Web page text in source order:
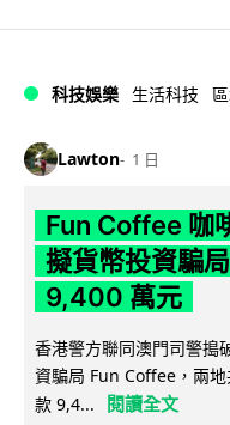
科技娛樂 生活科技
Lawton 1 日
Fun Coffee 咖
擬貨幣投資騙
9,400 萬元
香港警方聯同澳門司警搗
資騙局 Fun Coffee，兩
款 9,4...
閱讀全文